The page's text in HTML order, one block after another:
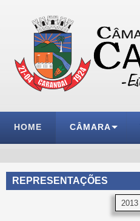
HOME CÂMARA
REPRESENTAÇÕES
2013